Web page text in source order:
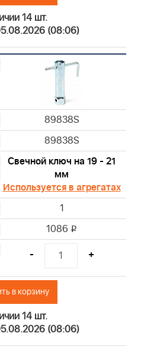
84001895
844545
4104
4107
4109
4112
4136
14 шт.
(08:06)
89838S
89838S
Свечной ключ на 19 - 21
мм
Используется в агрегатах
1
1086 i
- +
в корзину
14 шт.
(08:06)